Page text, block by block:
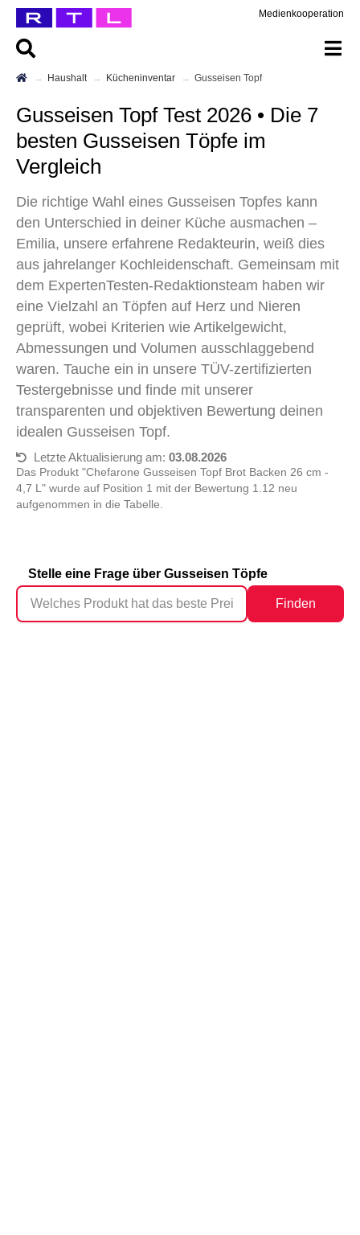
Medienkooperation
Haushalt Kücheninventar Gusseisen Topf
Gusseisen Topf Test 2026 • Die 7
besten Gusseisen Töpfe im
Vergleich
Die richtige Wahl eines Gusseisen Topfes kann
den Unterschied in deiner Küche ausmachen –
Emilia, unsere erfahrene Redakteurin, weiß dies
aus jahrelanger Kochleidenschaft. Gemeinsam mit
dem ExpertenTesten-Redaktionsteam haben wir
eine Vielzahl an Töpfen auf Herz und Nieren
geprüft, wobei Kriterien wie Artikelgewicht,
Abmessungen und Volumen ausschlaggebend
waren. Tauche ein in unsere TÜV-zertifizierten
Testergebnisse und finde mit unserer
transparenten und objektiven Bewertung deinen
idealen Gusseisen Topf.
Letzte Aktualisierung am: 03.08.2026
Das Produkt "Chefarone Gusseisen Topf Brot Backen 26 cm -
4,7 L" wurde auf Position 1 mit der Bewertung 1.12 neu
aufgenommen in die Tabelle.
Stelle eine Frage über Gusseisen Töpfe
Finden